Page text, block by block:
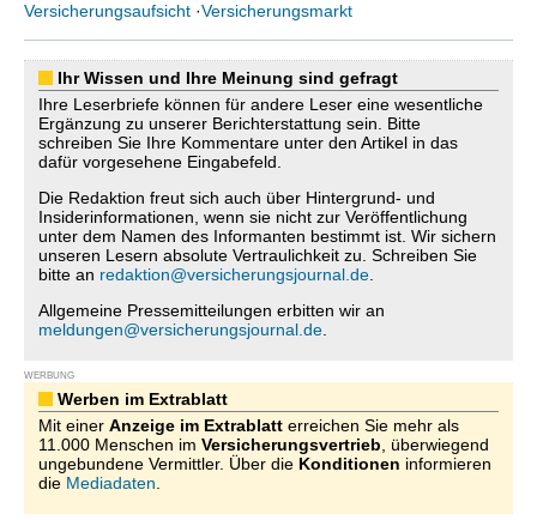
Versicherungsaufsicht ·Versicherungsmarkt
Ihr Wissen und Ihre Meinung sind gefragt
Ihre Leserbriefe können für andere Leser eine wesentliche
Ergänzung zu unserer Berichterstattung sein. Bitte
schreiben Sie Ihre Kommentare unter den Artikel in das
dafür vorgesehene Eingabefeld.
Die Redaktion freut sich auch über Hintergrund- und
Insiderinformationen, wenn sie nicht zur Veröffentlichung
unter dem Namen des Informanten bestimmt ist. Wir sichern
unseren Lesern absolute Vertraulichkeit zu. Schreiben Sie
bitte an redaktion@versicherungsjournal.de
Allgemeine Pressemitteilungen erbitten wir an
meldungen@versicherungsjournal.de
WERBUNG
Werben im Extrablatt
Mit einer Anzeige im Extrablatt erreichen Sie mehr als
11.000 Menschen im Versicherungsvertrieb , überwiegend
ungebundene Vermittler. Über die Konditionen informieren
die Mediadaten